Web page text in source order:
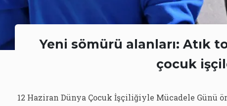
Yeni sömürü alanları: Atık
çocuk
12 Haziran Dünya Çocuk İşçiliğiyle Mücadele Günü